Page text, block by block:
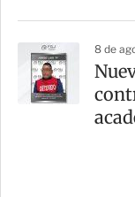
8 de